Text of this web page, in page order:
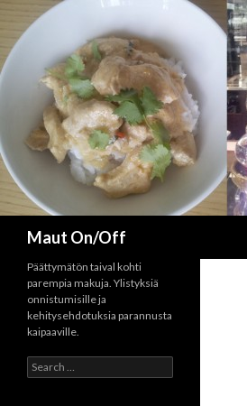
Maut On/Off
Päättymätön taival kohti
parempia makuja. Ylistyksiä
onnistumisille ja
kehitysehdotuksia parannusta
kaipaaville.
Search
for: